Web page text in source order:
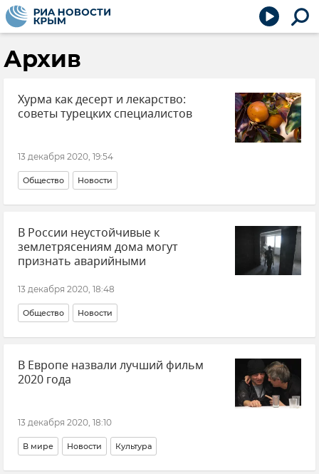
Архив
Хурма как десерт и лекарство:
советы турецких специалистов
13 декабря 2020, 19:54
Общество Новости
В России неустойчивые к
землетрясениям дома могут
признать аварийными
13 декабря 2020, 18:48
Общество Новости
В Европе назвали лучший фильм
2020 года
13 декабря 2020, 18:10
В мире Новости Культура